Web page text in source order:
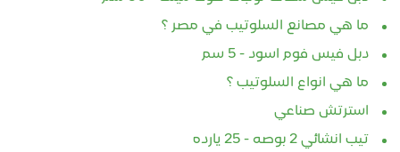
ما هي مصانع السلوتيب في مصر ؟
دبل فيس فوم اسود - 5 سم
ما هي انواع السلوتيب ؟
استرتش صناعي
تيب انشائي 2 بوصه - 25 يارده